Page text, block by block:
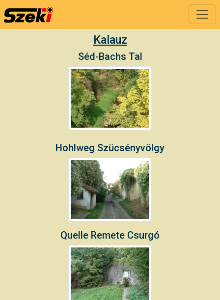
Kalauz
Séd-Bachs Tal
Hohlweg Szücsényvölgy
Quelle Remete Csurgó